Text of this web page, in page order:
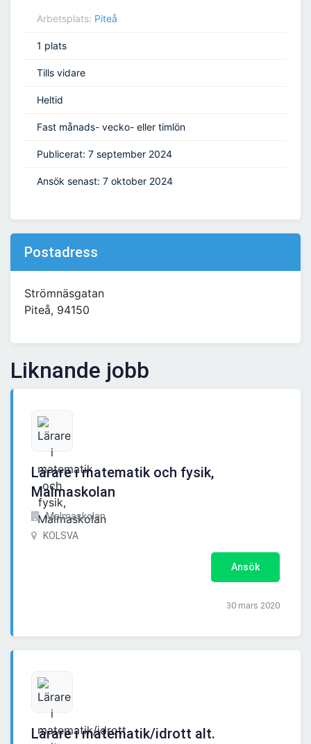
Arbetsplats: Piteå
1 plats
Tills vidare
Heltid
Fast månads- vecko- eller timlön
Publicerat: 7 september 2024
Ansök senast: 7 oktober 2024
Postadress
Strömnäsgatan
Piteå, 94150
Liknande jobb
Lärare i matematik och fysik,
Malmaskolan
Malmaskolan
KOLSVA
Ansök
30 mars 2020
Lärare i matematik/idrott alt.